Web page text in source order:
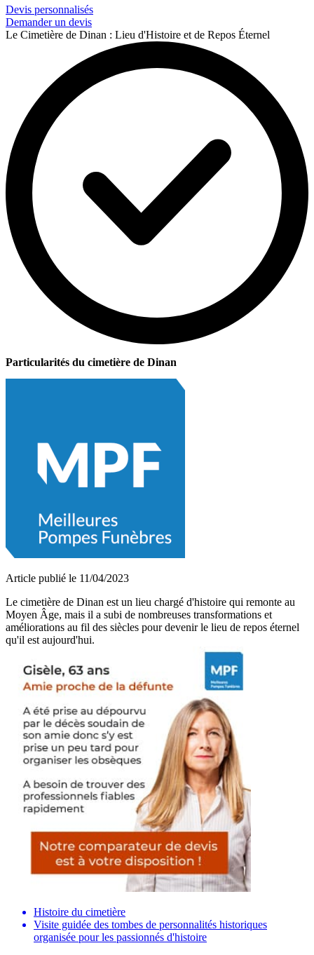
Devis personnalisés
Demander un devis
Le Cimetière de Dinan : Lieu d'Histoire et de Repos Éternel
Particularités du cimetière de Dinan
Article publié le 11/04/2023
Le cimetière de Dinan est un lieu chargé d'histoire qui remonte au
Moyen Âge, mais il a subi de nombreuses transformations et
améliorations au fil des siècles pour devenir le lieu de repos éternel
qu'il est aujourd'hui.
Histoire du cimetière
Visite guidée des tombes de personnalités historiques
organisée pour les passionnés d'histoire